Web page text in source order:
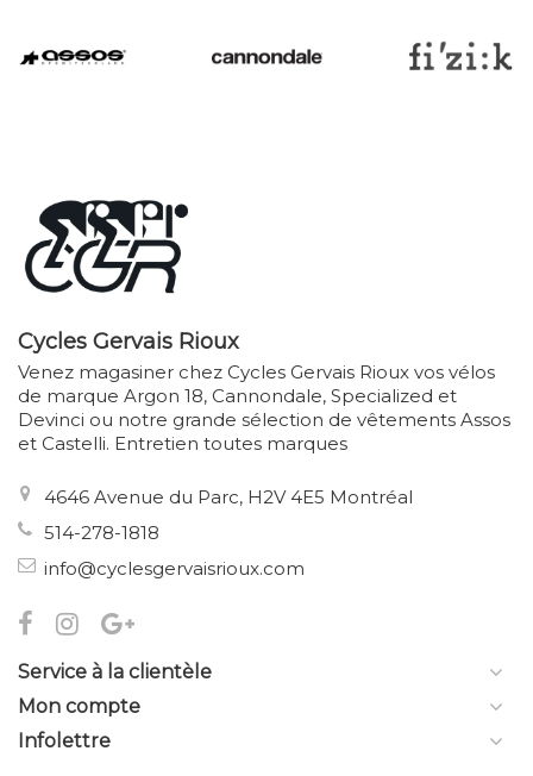
Cycles Gervais Rioux
Venez magasiner chez Cycles Gervais Rioux vos vélos
de marque Argon 18, Cannondale, Specialized et
Devinci ou notre grande sélection de vêtements Assos
et Castelli. Entretien toutes marques
4646 Avenue du Parc, H2V 4E5 Montréal
514-278-1818
info@cyclesgervaisrioux.com
Service à la clientèle
Mon compte
Infolettre